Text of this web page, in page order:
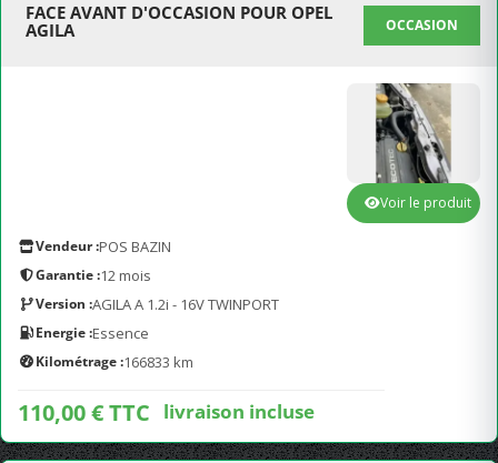
FACE AVANT D'OCCASION POUR OPEL
AGILA
OCCASION
Vendeur :POS BAZIN
Garantie :12 mois
Version :AGILA A 1.2i - 16V TWINPORT
Energie :Essence
Kilométrage :166833 km
110,00 € TTC livraison incluse
Voir le produit